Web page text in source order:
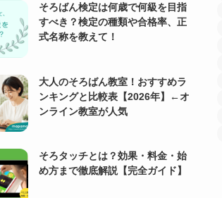
そろばん検定は何歳で何級を目指
すべき？検定の種類や合格率、正
式名称を教えて！
大人のそろばん教室！おすすめラ
ンキングと比較表【2026年】←オ
ンライン教室が人気
そろタッチとは？効果・料金・始
め方まで徹底解説【完全ガイド】